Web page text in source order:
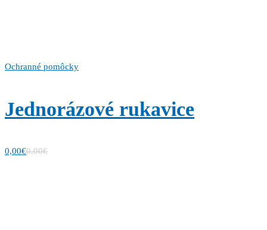
Ochranné pomôcky
Jednorázové rukavice
0,00€0,00€